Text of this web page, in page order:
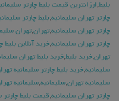
بلیط,ارزانترین قیمت بلیط چارتر
چارتر تهران سلیمانیه,بلیط چارتر
چارتر تهران سلیمانیه,تهران,تهران
چارتر تهران سلیمانیه,خرید آنلاین بلیط
تهران,خرید بلیط,خرید بلیط تهران
سلیمانیه,خرید بلیط چارتر سلیمانیه
سلیمانیه تهران,سلیمانیه,سلیمانیه
چارتر تهران سلیمانیه,قیمت بلیط چارتر